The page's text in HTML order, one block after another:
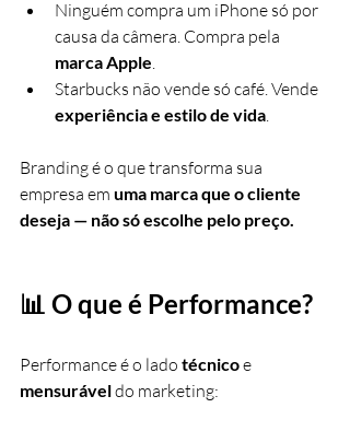
Ninguém compra um iPhone só por
causa da câmera. Compra pela
marca Apple.
Starbucks não vende só café. Vende
experiência e estilo de vida.
Branding é o que transforma sua
empresa em uma marca que o cliente
deseja — não só escolhe pelo preço.
📊 O que é Performance?
Performance é o lado técnico e
mensurável do marketing: